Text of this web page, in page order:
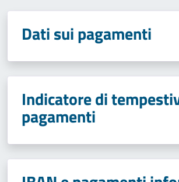
Dati sui pagamenti
Indicatore di
pagamenti